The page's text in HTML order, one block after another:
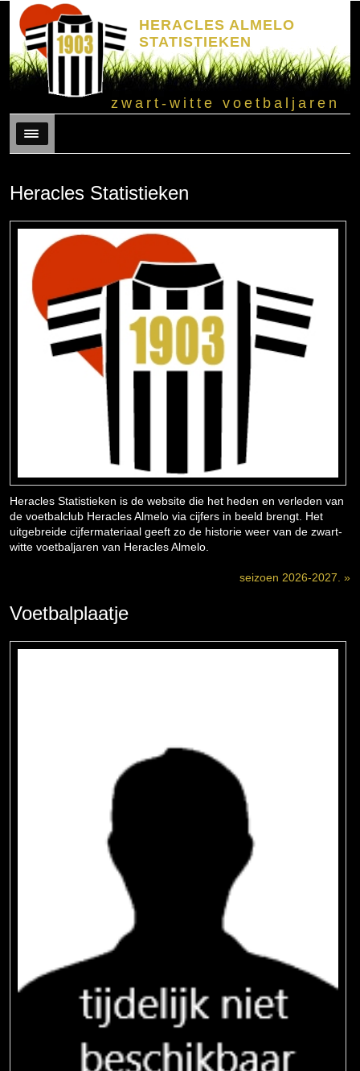
HERACLES ALMELO
STATISTIEKEN
zwart-witte voetbaljaren
Menu
Heracles Statistieken
Heracles Statistieken is de website die het heden en verleden van
de voetbalclub Heracles Almelo via cijfers in beeld brengt. Het
uitgebreide cijfermateriaal geeft zo de historie weer van de zwart-
witte voetbaljaren van Heracles Almelo.
seizoen 2026-2027. »
Voetbalplaatje